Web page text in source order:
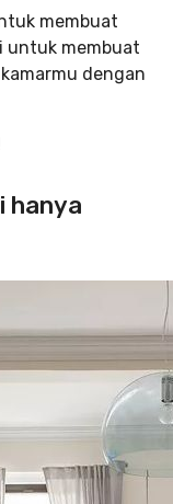
membuat
untuk membuat
dengan
hanya